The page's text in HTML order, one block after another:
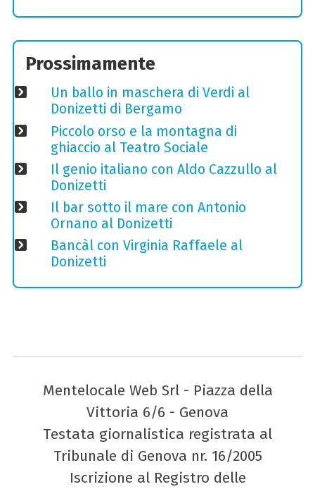
Prossimamente
Un ballo in maschera di Verdi al
Donizetti di Bergamo
Piccolo orso e la montagna di
ghiaccio al Teatro Sociale
Il genio italiano con Aldo Cazzullo al
Donizetti
Il bar sotto il mare con Antonio
Ornano al Donizetti
Bancàl con Virginia Raffaele al
Donizetti
Mentelocale Web Srl - Piazza della
Vittoria 6/6 - Genova
Testata giornalistica registrata al
Tribunale di Genova nr. 16/2005
Iscrizione al Registro delle